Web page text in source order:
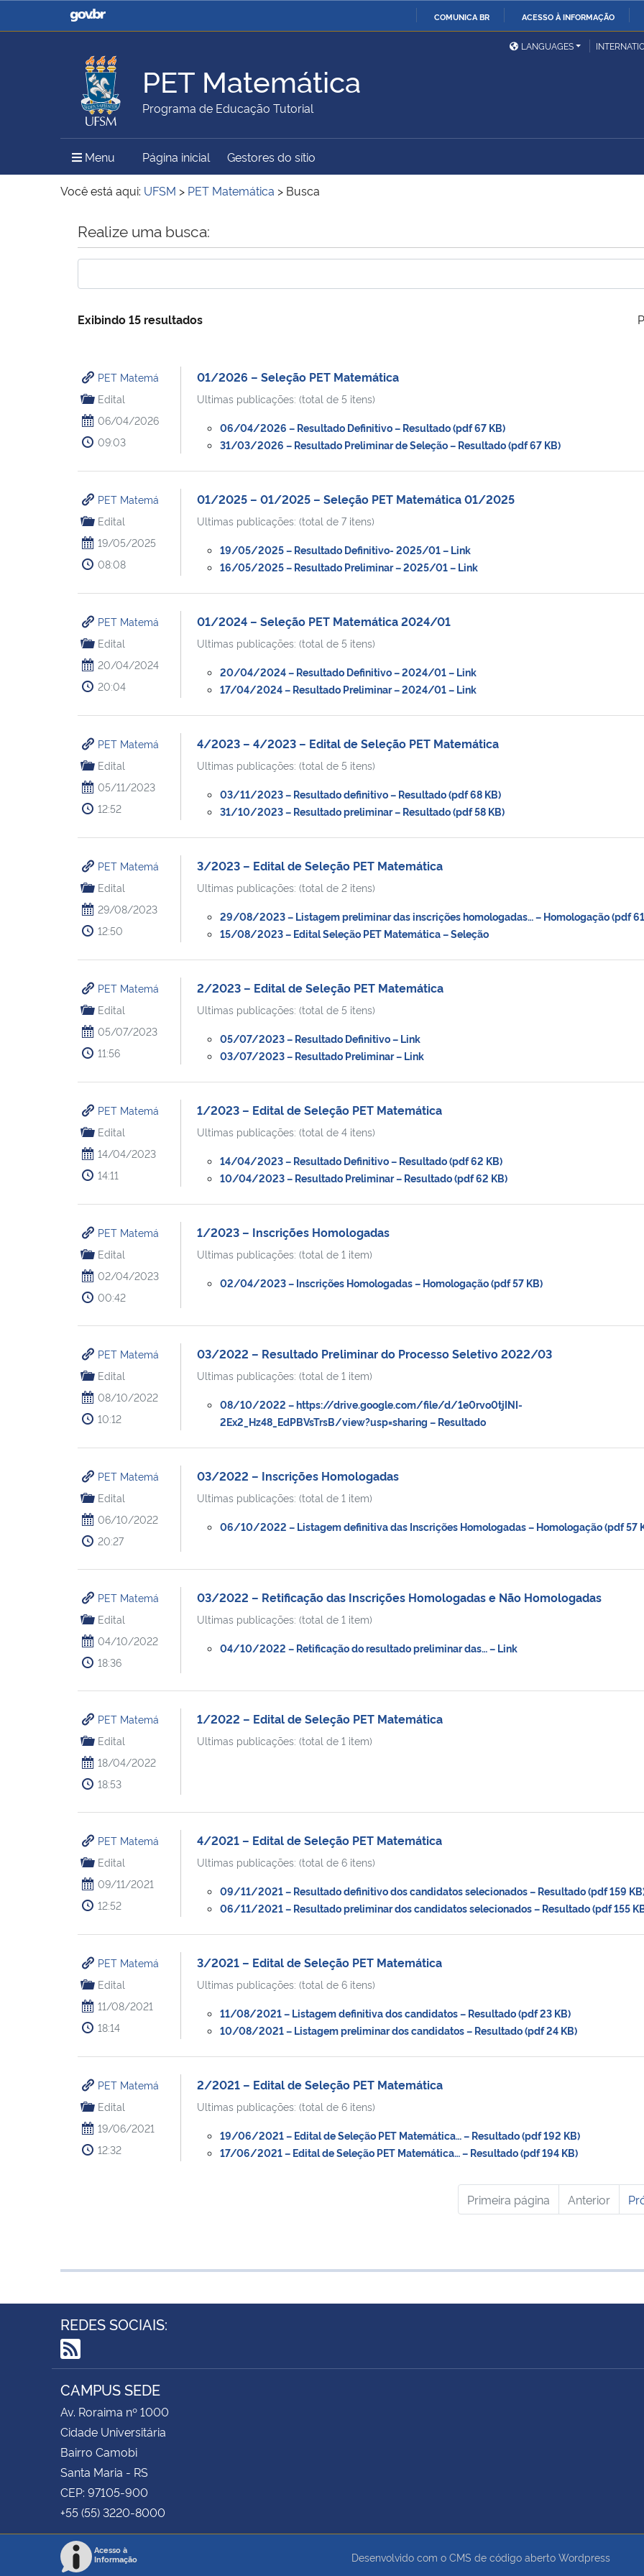
COMUNICA BR ACESSO À INFORMAÇÃO
Casa Civil
Ministério da Justiça e
Ministério da Defesa
Ministério das Relações
Exteriores
Ministério da Agricultura,
Pecuária e Abastecimento
Ministério da Educação Ministério da Cidadania
Ministério do Meio Ambiente Ministério do Turismo
LANGUAGES
PET Matemática
Programa de Educação Tutorial
Menu Menu Principal do Sítio
Página inicial Gestores do sítio
Você está aqui: UFSM > PET Matemática > Busca
Início do conteúdo
Realize uma busca:
Exibindo 15 resultados
PET Matemá
Edital
06/04/2026
09:03
01/2026 – Seleção PET Matemática
Ultimas publicações: (total de 5 itens)
06/04/2026 – Resultado Definitivo – Resultado (pdf 67 KB)
31/03/2026 – Resultado Preliminar de Seleção – Resultado (pdf 67 KB)
PET Matemá
Edital
19/05/2025
08:08
01/2025 – 01/2025 – Seleção PET Matemática 01/2025
Ultimas publicações: (total de 7 itens)
19/05/2025 – Resultado Definitivo- 2025/01 – Link
16/05/2025 – Resultado Preliminar – 2025/01 – Link
PET Matemá
Edital
20/04/2024
20:04
01/2024 – Seleção PET Matemática 2024/01
Ultimas publicações: (total de 5 itens)
20/04/2024 – Resultado Definitivo – 2024/01 – Link
17/04/2024 – Resultado Preliminar – 2024/01 – Link
PET Matemá
Edital
05/11/2023
12:52
4/2023 – 4/2023 – Edital de Seleção PET Matemática
Ultimas publicações: (total de 5 itens)
03/11/2023 – Resultado definitivo – Resultado (pdf 68 KB)
31/10/2023 – Resultado preliminar – Resultado (pdf 58 KB)
PET Matemá
Edital
29/08/2023
12:50
3/2023 – Edital de Seleção PET Matemática
Ultimas publicações: (total de 2 itens)
29/08/2023 – Listagem preliminar das inscrições homologadas… – Homologação (pdf
15/08/2023 – Edital Seleção PET Matemática – Seleção
PET Matemá
Edital
05/07/2023
11:56
2/2023 – Edital de Seleção PET Matemática
Ultimas publicações: (total de 5 itens)
05/07/2023 – Resultado Definitivo – Link
03/07/2023 – Resultado Preliminar – Link
PET Matemá
Edital
14/04/2023
14:11
1/2023 – Edital de Seleção PET Matemática
Ultimas publicações: (total de 4 itens)
14/04/2023 – Resultado Definitivo – Resultado (pdf 62 KB)
10/04/2023 – Resultado Preliminar – Resultado (pdf 62 KB)
PET Matemá
Edital
02/04/2023
00:42
1/2023 – Inscrições Homologadas
Ultimas publicações: (total de 1 item)
02/04/2023 – Inscrições Homologadas – Homologação (pdf 57 KB)
PET Matemá
Edital
08/10/2022
10:12
03/2022 – Resultado Preliminar do Processo Seletivo 2022/03
Ultimas publicações: (total de 1 item)
08/10/2022 – https://drive.google.com/file/d/1e0rvo0tjINI-
2Ex2_Hz48_EdPBVsTrsB/view?usp=sharing – Resultado
PET Matemá
Edital
06/10/2022
20:27
03/2022 – Inscrições Homologadas
Ultimas publicações: (total de 1 item)
06/10/2022 – Listagem definitiva das Inscrições Homologadas – Homologação (pdf 57
PET Matemá
Edital
04/10/2022
18:36
03/2022 – Retificação das Inscrições Homologadas e Não Homologadas
Ultimas publicações: (total de 1 item)
04/10/2022 – Retificação do resultado preliminar das… – Link
PET Matemá
Edital
18/04/2022
18:53
1/2022 – Edital de Seleção PET Matemática
Ultimas publicações: (total de 1 item)
PET Matemá
Edital
09/11/2021
12:52
4/2021 – Edital de Seleção PET Matemática
Ultimas publicações: (total de 6 itens)
09/11/2021 – Resultado definitivo dos candidatos selecionados – Resultado (pdf 159
06/11/2021 – Resultado preliminar dos candidatos selecionados – Resultado (pdf 155
PET Matemá
Edital
11/08/2021
18:14
3/2021 – Edital de Seleção PET Matemática
Ultimas publicações: (total de 6 itens)
11/08/2021 – Listagem definitiva dos candidatos – Resultado (pdf 23 KB)
10/08/2021 – Listagem preliminar dos candidatos – Resultado (pdf 24 KB)
PET Matemá
Edital
19/06/2021
12:32
2/2021 – Edital de Seleção PET Matemática
Ultimas publicações: (total de 6 itens)
19/06/2021 – Edital de Seleção PET Matemática… – Resultado (pdf 192 KB)
17/06/2021 – Edital de Seleção PET Matemática… – Resultado (pdf 194 KB)
Primeira página Anterior
REDES SOCIAIS:
RSS
CAMPUS SEDE
Av. Roraima nº 1000
Cidade Universitária
Bairro Camobi
Santa Maria - RS
CEP: 97105-900
+55 (55) 3220-8000
Acesso à
Informação
Desenvolvido com o CMS de código aberto Wordpress